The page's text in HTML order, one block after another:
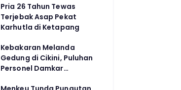
Pria 26 Tahun Tewas
Terjebak Asap Pekat
Karhutla di Ketapang
Kebakaran Melanda
Gedung di Cikini, Puluhan
Personel Damkar